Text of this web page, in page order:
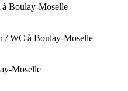
à Boulay-Moselle
/ WC à Boulay-Moselle
Moselle